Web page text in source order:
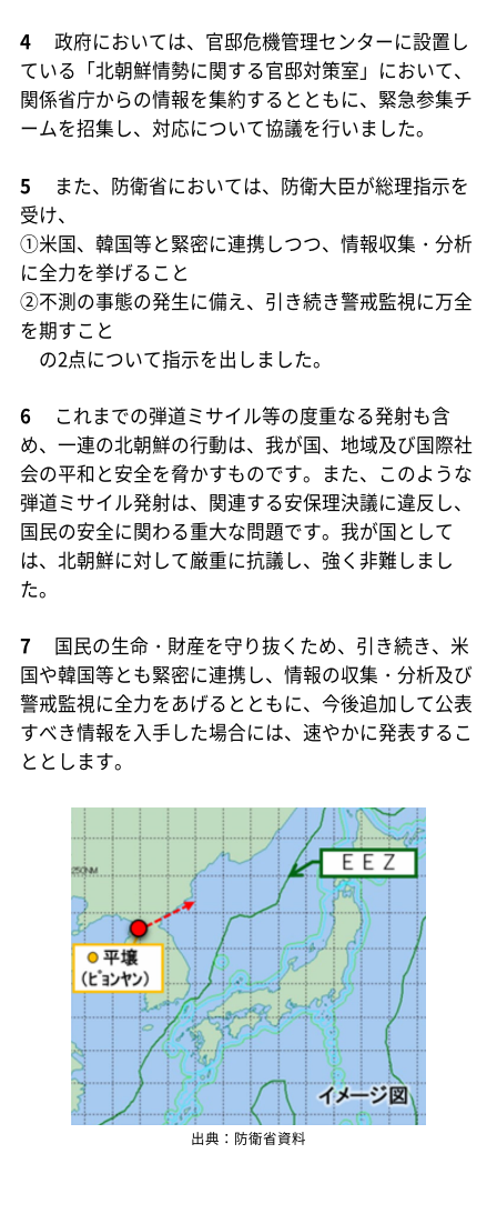
4
政府においては、官邸危機管理センターに設置し
ている「北朝鮮情勢に関する官邸対策室」において、
関係省庁からの情報を集約するとともに、緊急参集チ
ームを招集し、対応について協議を行いました。
5
また、防衛省においては、防衛大臣が総理指示を
受け、
①米国、韓国等と緊密に連携しつつ、情報収集・分析
に全力を挙げること
②不測の事態の発生に備え、引き続き警戒監視に万全
を期すこと
の2点について指示を出しました。
6
これまでの弾道ミサイル等の度重なる発射も含
め、一連の北朝鮮の行動は、我が国、地域及び国際社
会の平和と安全を脅かすものです。また、このような
弾道ミサイル発射は、関連する安保理決議に違反し、
国民の安全に関わる重大な問題です。我が国として
は、北朝鮮に対して厳重に抗議し、強く非難しまし
た。
7
国民の生命・財産を守り抜くため、引き続き、米
国や韓国等とも緊密に連携し、情報の収集・分析及び
警戒監視に全力をあげるとともに、今後追加して公表
すべき情報を入手した場合には、速やかに発表するこ
ととします。
出典：防衛省資料